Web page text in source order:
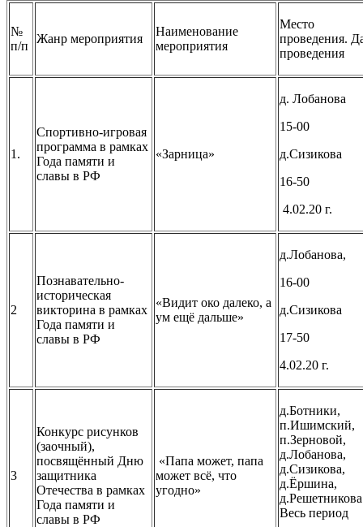
№
п/п
Жанр мероприятия
Наименование
мероприятия
Место
проведения.
проведения
1.
Спортивно-игровая
программа в рамках
Года памяти и
славы в РФ
«Зарница»
д. Лобанова
15-00
д.Сизикова
16-50
4.02.20 г.
2
Познавательно-
историческая
викторина в рамках
Года памяти и
славы в РФ
«Видит око далеко, а
ум ещё дальше»
д.Лобанова,
16-00
д.Сизикова
17-50
4.02.20 г.
3
Конкурс рисунков
(заочный),
посвящённый Дню
защитника
Отечества в рамках
Года памяти и
славы в РФ
«Папа может, папа
может всё, что
угодно»
д.Ботники,
п.Ишимский,
п.Зерновой,
д.Лобанова,
д.Сизикова,
д.Ёршина,
д.Решетникова
Весь период